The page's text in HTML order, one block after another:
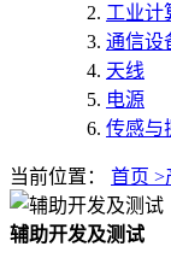
工业计
通信设
天线
电源
传感与
当前位置： 首页 >
辅助开发及测试